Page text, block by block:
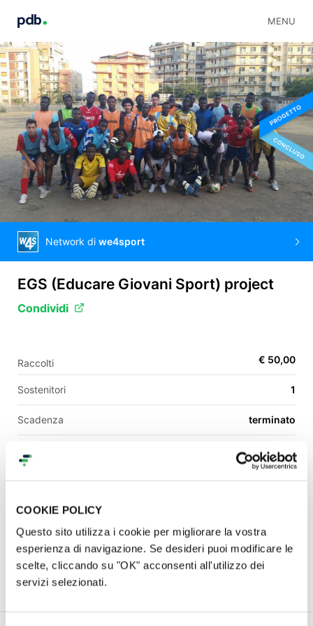
COOKIE POLICY
Questo sito utilizza i cookie per migliorare la vostra
esperienza di navigazione. Se desideri puoi modificare le
scelte, cliccando su "OK" acconsenti all'utilizzo dei
servizi selezionati.
MENU
IT
EN
ES
Network di we4sport
EGS (Educare Giovani Sport) project
Condividi
Raccolti € 50,00
Sostenitori 1
Scadenza terminato
raccogli tutto
Una campagna di
alessandro cento
Contatti